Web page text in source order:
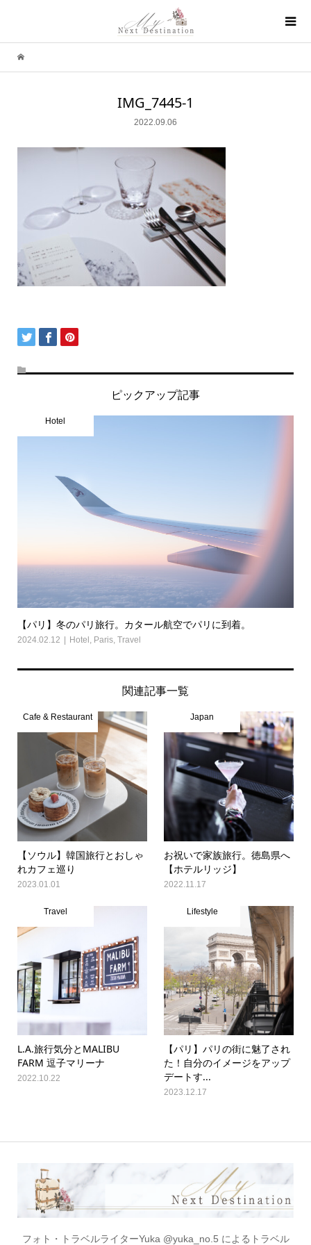
IMG_7445-1
2022.09.06
ピックアップ記事
Hotel
【パリ】冬のパリ旅行。カタール航空でパリに到着。
2024.02.12 Hotel , Paris, Travel
関連記事一覧
Cafe & Restaurant
【ソウル】韓国旅行とおしゃ
れカフェ巡り
2023.01.01
Japan
お祝いで家族旅行。徳島県へ
【ホテルリッジ】
2022.11.17
Travel
L.A.旅行気分とMALIBU
FARM 逗子マリーナ
2022.10.22
Lifestyle
【パリ】パリの街に魅了され
た！自分のイメージをアップ
デートす...
2023.12.17
フォト・トラベルライターYuka @yuka_no.5 によるトラベル